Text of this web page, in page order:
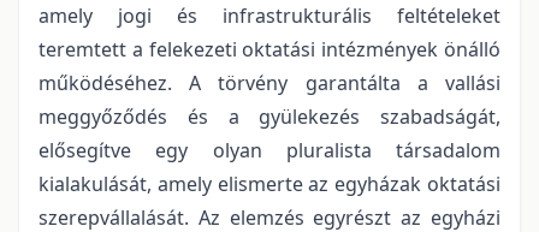
amely jogi és infrastrukturális feltételeket
teremtett a felekezeti oktatási intézmények önálló
működéséhez. A törvény garantálta a vallási
meggyőződés és a gyülekezés szabadságát,
elősegítve egy olyan pluralista társadalom
kialakulását, amely elismerte az egyházak oktatási
szerepvállalását. Az elemzés egyrészt az egyházi